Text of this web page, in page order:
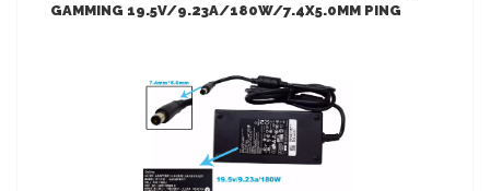
GAMMING 19.5V/9.23A/180W/7.4X5.0MM PING
AGREGAR AL CARRITO